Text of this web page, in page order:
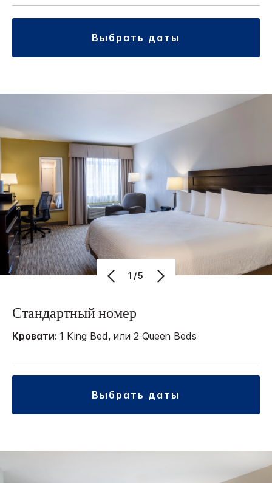
выбрать даты
1/5
Стандартный номер
Кровати: 1 King Bed, или 2 Queen Beds
выбрать даты